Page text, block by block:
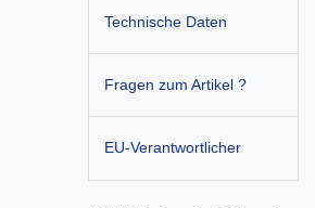
Technische Daten
Fragen zum Artikel ?
EU-Verantwortlicher